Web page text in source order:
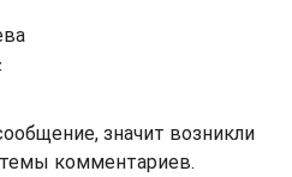
значит возникли
комментариев.